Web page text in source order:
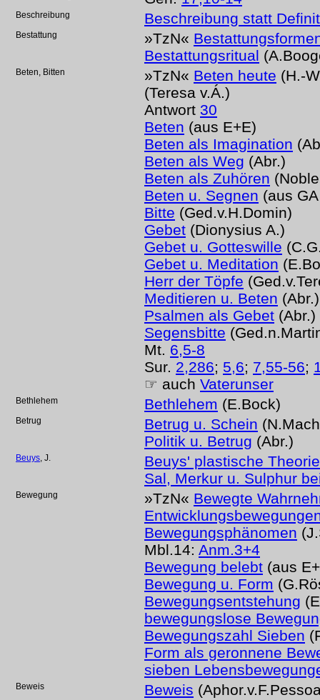
Beschreibung Beschreibung statt
Bestattung »TzN«
Bestattungsritual
Beten, Bitten »TzN« Beten heute (H.-
(Teresa v.Á.)
Antwort 30
Beten (aus E+E)
Beten als Imagination
Beten als Weg (Abr.)
Beten als Zuhören
Beten u. Segnen (aus
Bitte (Ged.v.H.Domin)
Gebet (Dionysius A.)
Gebet u. Gotteswille
Gebet u. Meditation
Herr der Töpfe
Meditieren u. Beten (Abr.)
Psalmen als Gebet (Abr.)
Segensbitte
Mt. 6,5-8
Sur. 2,286; 5,6; 7,55-56;
☞ auch Vaterunser
Bethlehem Bethlehem (E.Bock)
Betrug Betrug u. Schein
Politik u. Betrug (Abr.)
Beuys, J.
Beuys' plastische Theorie
Sal, Merkur u. Sulphur
Bewegung »TzN« Bewegte
Bewegungsphänomen
Mbl.14: Anm.3+4
Bewegung belebt (aus
Bewegung u. Form
Bewegungsentstehung
bewegungslose
Bewegungszahl Sieben
Form als geronnene
sieben
Beweis Beweis